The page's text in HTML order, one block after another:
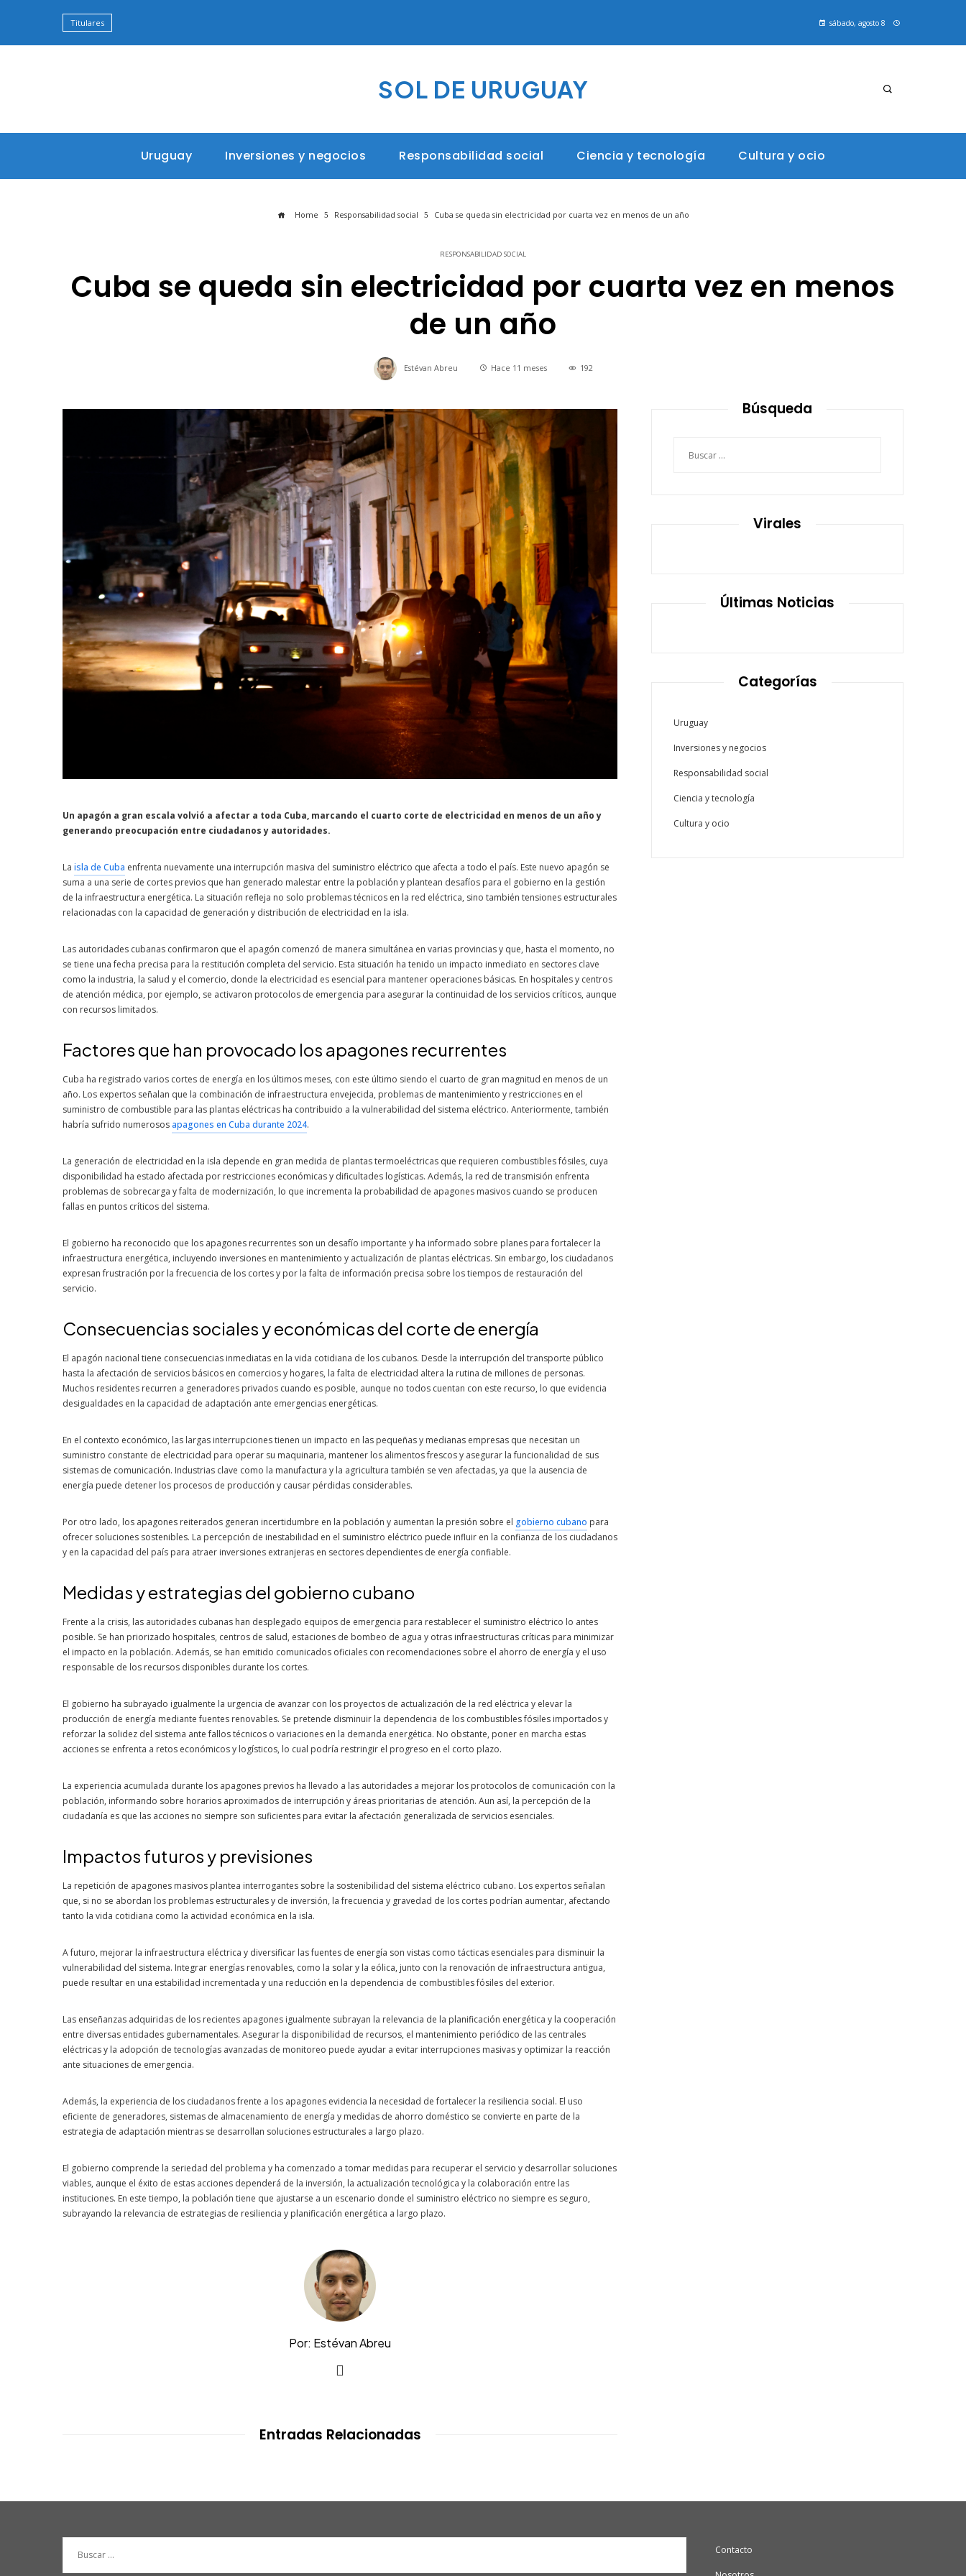
Titulares sábado, agosto 8
SOL DE URUGUAY
Uruguay Inversiones y negocios Responsabilidad social Ciencia y tecnología Cultura y ocio
Home Responsabilidad social Cuba se queda sin electricidad por cuarta vez en menos de un año
RESPONSABILIDAD SOCIAL
Cuba se queda sin electricidad por cuarta vez en menos
de un año
Estévan Abreu Hace 11 meses 192
Un apagón a gran escala volvió a afectar a toda Cuba, marcando el cuarto corte de electricidad en menos de un año y
generando preocupación entre ciudadanos y autoridades.
La isla de Cuba enfrenta nuevamente una interrupción masiva del suministro eléctrico que afecta a todo el país. Este nuevo apagón se
suma a una serie de cortes previos que han generado malestar entre la población y plantean desafíos para el gobierno en la gestión
de la infraestructura energética. La situación refleja no solo problemas técnicos en la red eléctrica, sino también tensiones estructurales
relacionadas con la capacidad de generación y distribución de electricidad en la isla.
Las autoridades cubanas confirmaron que el apagón comenzó de manera simultánea en varias provincias y que, hasta el momento, no
se tiene una fecha precisa para la restitución completa del servicio. Esta situación ha tenido un impacto inmediato en sectores clave
como la industria, la salud y el comercio, donde la electricidad es esencial para mantener operaciones básicas. En hospitales y centros
de atención médica, por ejemplo, se activaron protocolos de emergencia para asegurar la continuidad de los servicios críticos, aunque
con recursos limitados.
Factores que han provocado los apagones recurrentes
Cuba ha registrado varios cortes de energía en los últimos meses, con este último siendo el cuarto de gran magnitud en menos de un
año. Los expertos señalan que la combinación de infraestructura envejecida, problemas de mantenimiento y restricciones en el
suministro de combustible para las plantas eléctricas ha contribuido a la vulnerabilidad del sistema eléctrico. Anteriormente, también
habría sufrido numerosos apagones en Cuba durante 2024.
La generación de electricidad en la isla depende en gran medida de plantas termoeléctricas que requieren combustibles fósiles, cuya
disponibilidad ha estado afectada por restricciones económicas y dificultades logísticas. Además, la red de transmisión enfrenta
problemas de sobrecarga y falta de modernización, lo que incrementa la probabilidad de apagones masivos cuando se producen
fallas en puntos críticos del sistema.
El gobierno ha reconocido que los apagones recurrentes son un desafío importante y ha informado sobre planes para fortalecer la
infraestructura energética, incluyendo inversiones en mantenimiento y actualización de plantas eléctricas. Sin embargo, los ciudadanos
expresan frustración por la frecuencia de los cortes y por la falta de información precisa sobre los tiempos de restauración del
servicio.
Consecuencias sociales y económicas del corte de energía
El apagón nacional tiene consecuencias inmediatas en la vida cotidiana de los cubanos. Desde la interrupción del transporte público
hasta la afectación de servicios básicos en comercios y hogares, la falta de electricidad altera la rutina de millones de personas.
Muchos residentes recurren a generadores privados cuando es posible, aunque no todos cuentan con este recurso, lo que evidencia
desigualdades en la capacidad de adaptación ante emergencias energéticas.
En el contexto económico, las largas interrupciones tienen un impacto en las pequeñas y medianas empresas que necesitan un
suministro constante de electricidad para operar su maquinaria, mantener los alimentos frescos y asegurar la funcionalidad de sus
sistemas de comunicación. Industrias clave como la manufactura y la agricultura también se ven afectadas, ya que la ausencia de
energía puede detener los procesos de producción y causar pérdidas considerables.
Por otro lado, los apagones reiterados generan incertidumbre en la población y aumentan la presión sobre el gobierno cubano para
ofrecer soluciones sostenibles. La percepción de inestabilidad en el suministro eléctrico puede influir en la confianza de los ciudadanos
y en la capacidad del país para atraer inversiones extranjeras en sectores dependientes de energía confiable.
Medidas y estrategias del gobierno cubano
Frente a la crisis, las autoridades cubanas han desplegado equipos de emergencia para restablecer el suministro eléctrico lo antes
posible. Se han priorizado hospitales, centros de salud, estaciones de bombeo de agua y otras infraestructuras críticas para minimizar
el impacto en la población. Además, se han emitido comunicados oficiales con recomendaciones sobre el ahorro de energía y el uso
responsable de los recursos disponibles durante los cortes.
El gobierno ha subrayado igualmente la urgencia de avanzar con los proyectos de actualización de la red eléctrica y elevar la
producción de energía mediante fuentes renovables. Se pretende disminuir la dependencia de los combustibles fósiles importados y
reforzar la solidez del sistema ante fallos técnicos o variaciones en la demanda energética. No obstante, poner en marcha estas
acciones se enfrenta a retos económicos y logísticos, lo cual podría restringir el progreso en el corto plazo.
La experiencia acumulada durante los apagones previos ha llevado a las autoridades a mejorar los protocolos de comunicación con la
población, informando sobre horarios aproximados de interrupción y áreas prioritarias de atención. Aun así, la percepción de la
ciudadanía es que las acciones no siempre son suficientes para evitar la afectación generalizada de servicios esenciales.
Impactos futuros y previsiones
La repetición de apagones masivos plantea interrogantes sobre la sostenibilidad del sistema eléctrico cubano. Los expertos señalan
que, si no se abordan los problemas estructurales y de inversión, la frecuencia y gravedad de los cortes podrían aumentar, afectando
tanto la vida cotidiana como la actividad económica en la isla.
A futuro, mejorar la infraestructura eléctrica y diversificar las fuentes de energía son vistas como tácticas esenciales para disminuir la
vulnerabilidad del sistema. Integrar energías renovables, como la solar y la eólica, junto con la renovación de infraestructura antigua,
puede resultar en una estabilidad incrementada y una reducción en la dependencia de combustibles fósiles del exterior.
Las enseñanzas adquiridas de los recientes apagones igualmente subrayan la relevancia de la planificación energética y la cooperación
entre diversas entidades gubernamentales. Asegurar la disponibilidad de recursos, el mantenimiento periódico de las centrales
eléctricas y la adopción de tecnologías avanzadas de monitoreo puede ayudar a evitar interrupciones masivas y optimizar la reacción
ante situaciones de emergencia.
Además, la experiencia de los ciudadanos frente a los apagones evidencia la necesidad de fortalecer la resiliencia social. El uso
eficiente de generadores, sistemas de almacenamiento de energía y medidas de ahorro doméstico se convierte en parte de la
estrategia de adaptación mientras se desarrollan soluciones estructurales a largo plazo.
El gobierno comprende la seriedad del problema y ha comenzado a tomar medidas para recuperar el servicio y desarrollar soluciones
viables, aunque el éxito de estas acciones dependerá de la inversión, la actualización tecnológica y la colaboración entre las
instituciones. En este tiempo, la población tiene que ajustarse a un escenario donde el suministro eléctrico no siempre es seguro,
subrayando la relevancia de estrategias de resiliencia y planificación energética a largo plazo.
Por: Estévan Abreu
Entradas Relacionadas
Búsqueda
Virales
Últimas Noticias
Categorías
Uruguay
Inversiones y negocios
Responsabilidad social
Ciencia y tecnología
Cultura y ocio
Contacto